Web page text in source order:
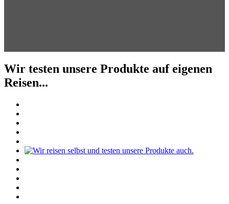
Wir testen unsere Produkte auf eigenen
Reisen...